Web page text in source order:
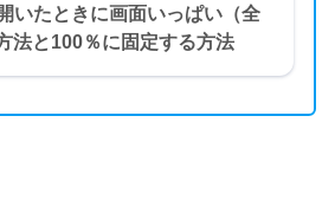
いたときに画面いっぱい（全
法と100％に固定する方法